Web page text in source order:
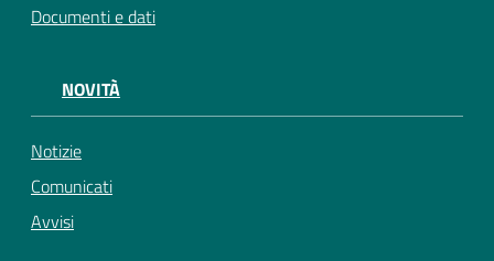
Documenti e dati
NOVITÀ
Notizie
Comunicati
Avvisi